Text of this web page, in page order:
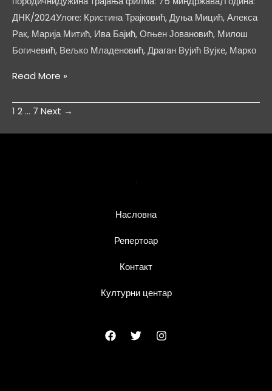
ДНК/2024Улоге: Кристина Трајковић, Дуња Мицић, Алекса
Рак, Марија Митић, Ива Бајић, Огњен Јовановић, Милош
Богичевић, Вељко Младеновић, Драган Вујић Вујке, Марко
Ружица
камена
Read More »
1 2 … 7 Next →
Насловна
Репертоар
Контакт
Културни центар